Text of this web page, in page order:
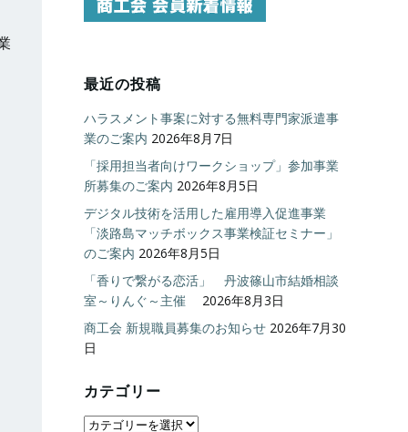
最近の投稿
ハラスメント事案に対する無料専門家派遣事
業のご案内 2026年8月7日
「採用担当者向けワークショップ」参加事業
所募集のご案内 2026年8月5日
デジタル技術を活用した雇用導入促進事業
「淡路島マッチボックス事業検証セミナー」
のご案内 2026年8月5日
「香りで繋がる恋活」 丹波篠山市結婚相談
室～りんぐ～主催
2026年8月3日
商工会 新規職員募集のお知らせ 2026年7月30
日
カテゴリー
カ